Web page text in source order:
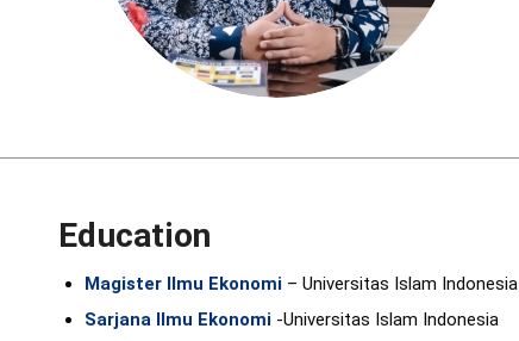
Education
Magister Ilmu Ekonomi – Universitas Islam Indonesia
Sarjana Ilmu Ekonomi -Universitas Islam Indonesia